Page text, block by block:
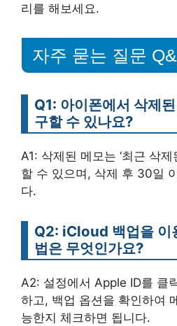
리를 해보세요.
자주 묻는 질문
Q1: 아이폰에서 삭제
구할 수 있나요?
A1: 삭제된 메모는 ‘최근 삭
할 수 있으며, 삭제 후 30일
다.
Q2: iCloud 백업을 이
법은 무엇인가요?
A2: 설정에서 Apple ID를 클
하고, 백업 옵션을 확인하여
능한지 체크하면 됩니다.